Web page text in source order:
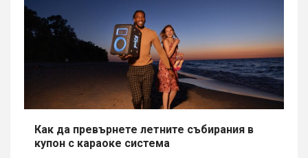
Как да превърнете летните събирания в
купон с караоке система